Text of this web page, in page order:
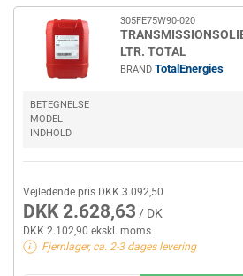
305FE75W90-020
LTR. TOTAL
BRAND TotalEnergies
BETEGNELSE
MODEL
INDHOLD
Vejledende pris DKK 3.092,50
DKK 2.628,63 / DK
DKK 2.102,90 ekskl. moms
Fjernlager, ca. 2-3 dages levering